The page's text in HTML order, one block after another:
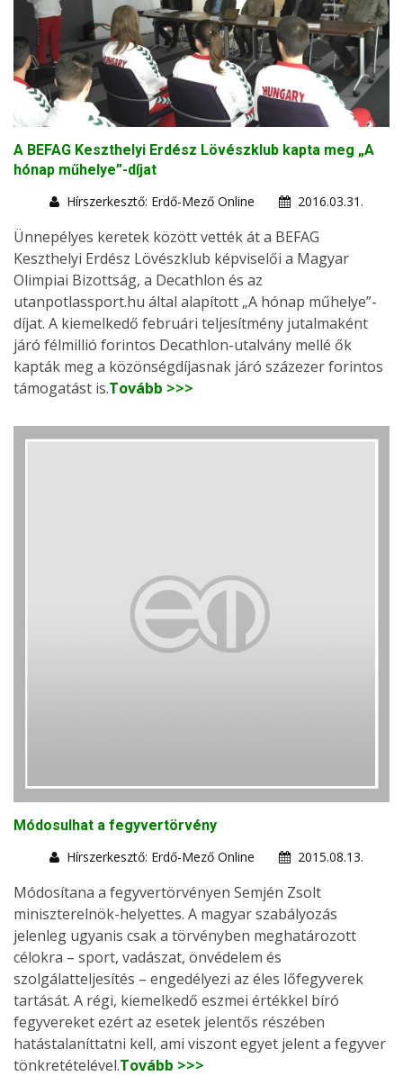
A BEFAG Keszthelyi Erdész Lövészklub kapta meg „A
hónap műhelye”-díjat
Hírszerkesztő: Erdő-Mező Online
2016.03.31.
Ünnepélyes keretek között vették át a BEFAG
Keszthelyi Erdész Lövészklub képviselői a Magyar
Olimpiai Bizottság, a Decathlon és az
utanpotlassport.hu által alapított „A hónap műhelye”-
díjat. A kiemelkedő februári teljesítmény jutalmaként
járó félmillió forintos Decathlon-utalvány mellé ők
kapták meg a közönségdíjasnak járó százezer forintos
támogatást is.Tovább >>>
Módosulhat a fegyvertörvény
Hírszerkesztő: Erdő-Mező Online
2015.08.13.
Módosítana a fegyvertörvényen Semjén Zsolt
miniszterelnök-helyettes. A magyar szabályozás
jelenleg ugyanis csak a törvényben meghatározott
célokra – sport, vadászat, önvédelem és
szolgálatteljesítés – engedélyezi az éles lőfegyverek
tartását. A régi, kiemelkedő eszmei értékkel bíró
fegyvereket ezért az esetek jelentős részében
hatástalaníttatni kell, ami viszont egyet jelent a fegyver
tönkretételével.Tovább >>>